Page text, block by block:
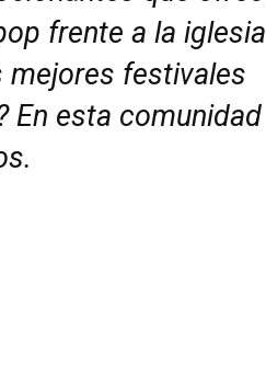
frente a la iglesia
mejores festivales
En esta comunidad